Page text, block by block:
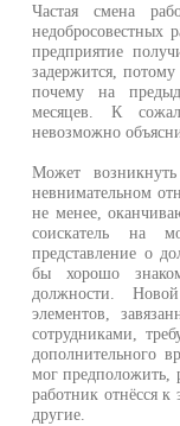
Частая смена
недобросовестных
предприятие
задержится,
почему на
месяцев. К
невозможно
Может
невнимательном
не менее,
соискатель на
представление о
бы хорошо
должности.
элементов,
сотрудниками,
дополнительного
мог предположить,
работник отнёсся к
другие.